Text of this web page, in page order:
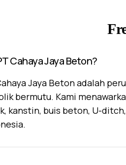
Cahaya Jaya Beton?
Jaya Beton adalah
bermutu. Kami
kanstin, buis beton, U-